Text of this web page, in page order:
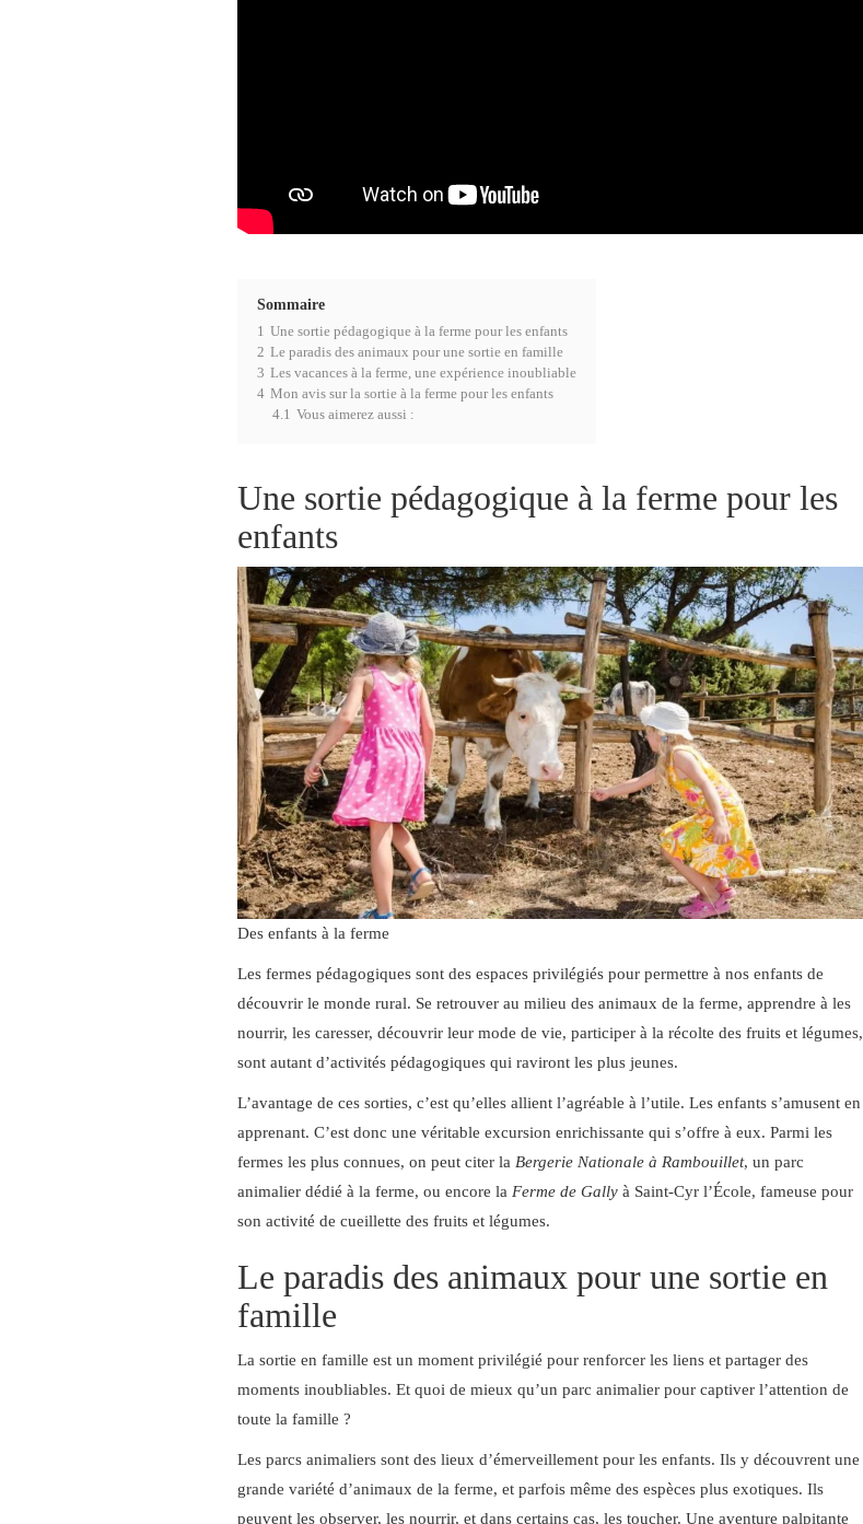
Sommaire
1 Une sortie pédagogique à la ferme pour les enfants
2 Le paradis des animaux pour une sortie en famille
3 Les vacances à la ferme, une expérience inoubliable
4 Mon avis sur la sortie à la ferme pour les enfants
4.1 Vous aimerez aussi :
Une sortie pédagogique à la ferme pour les
enfants
Des enfants à la ferme
Les fermes pédagogiques sont des espaces privilégiés pour permettre à nos enfants de
découvrir le monde rural. Se retrouver au milieu des animaux de la ferme, apprendre à les
nourrir, les caresser, découvrir leur mode de vie, participer à la récolte des fruits et légumes,
sont autant d’activités pédagogiques qui raviront les plus jeunes.
L’avantage de ces sorties, c’est qu’elles allient l’agréable à l’utile. Les enfants s’amusent en
apprenant. C’est donc une véritable excursion enrichissante qui s’offre à eux. Parmi les
fermes les plus connues, on peut citer la Bergerie Nationale à Rambouillet, un parc
animalier dédié à la ferme, ou encore la Ferme de Gally à Saint-Cyr l’École, fameuse pour
son activité de cueillette des fruits et légumes.
Le paradis des animaux pour une sortie en
famille
La sortie en famille est un moment privilégié pour renforcer les liens et partager des
moments inoubliables. Et quoi de mieux qu’un parc animalier pour captiver l’attention de
toute la famille ?
Les parcs animaliers sont des lieux d’émerveillement pour les enfants. Ils y découvrent une
grande variété d’animaux de la ferme, et parfois même des espèces plus exotiques. Ils
peuvent les observer, les nourrir, et dans certains cas, les toucher. Une aventure palpitante